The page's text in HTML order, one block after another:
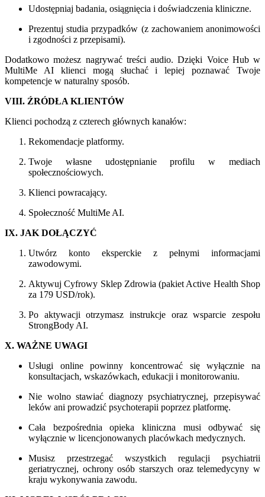
Udostępniaj badania, osiągnięcia i doświadczenia kliniczne.
Prezentuj studia przypadków (z zachowaniem anonimowości
i zgodności z przepisami).
Dodatkowo możesz nagrywać treści audio. Dzięki Voice Hub w
MultiMe AI klienci mogą słuchać i lepiej poznawać Twoje
kompetencje w naturalny sposób.
VIII. ŹRÓDŁA KLIENTÓW
Klienci pochodzą z czterech głównych kanałów:
Rekomendacje platformy.
Twoje własne udostępnianie profilu w mediach
społecznościowych.
Klienci powracający.
Społeczność MultiMe AI.
IX. JAK DOŁĄCZYĆ
Utwórz konto eksperckie z pełnymi informacjami
zawodowymi.
Aktywuj Cyfrowy Sklep Zdrowia (pakiet Active Health Shop
za 179 USD/rok).
Po aktywacji otrzymasz instrukcje oraz wsparcie zespołu
StrongBody AI.
X. WAŻNE UWAGI
Usługi online powinny koncentrować się wyłącznie na
konsultacjach, wskazówkach, edukacji i monitorowaniu.
Nie wolno stawiać diagnozy psychiatrycznej, przepisywać
leków ani prowadzić psychoterapii poprzez platformę.
Cała bezpośrednia opieka kliniczna musi odbywać się
wyłącznie w licencjonowanych placówkach medycznych.
Musisz przestrzegać wszystkich regulacji psychiatrii
geriatrycznej, ochrony osób starszych oraz telemedycyny w
kraju wykonywania zawodu.